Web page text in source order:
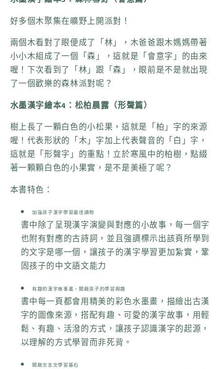
露
（形
篇）
數
量
減
少
露
（形
篇）
數
增
加
好多個木聚集在曠野上開派對！
兩個木看對了眼便成了「林」，木爸爸跟木媽媽帶著
小小木組成了一個「森」，這就是「會意字」的由來
喔！下次看到了「林」跟「森」，眼前是不是就出現
了一個歡樂的森林派對呢？
水墨漢字繪本4：松柏晨露（形聲篇）
樹上長了一顆白色的小松果，這就是「柏」字的來源
喔！代表形狀的「木」字加上代表聲音的「白」字，
這就是「形聲字」的重點！立於寒風中的柏樹，點綴
著一顆顆白色的小果實，是不是美極了呢？
本書特色：
加強孩子漢字學習最佳讀物
書中除了呈現漢字演變與對應的小故事，每一個字
也附有對應的古詩詞，並且強調標示出該頁所學到
的文字是哪一個，讓孩子的漢字學習更加紮實，鞏
固孩子的中文語文能力
有趣的漢字故事書，開啟孩子的學習興趣
書中每一頁都會用精美的彩色水墨畫，描繪出古漢
字的圖像來源，搭配有趣、可愛的漢字故事，用輕
鬆、有趣、活潑的方式，讓孩子認識漢字的起源，
以理解的方式學習而非死背。
開啟文言文學習基石